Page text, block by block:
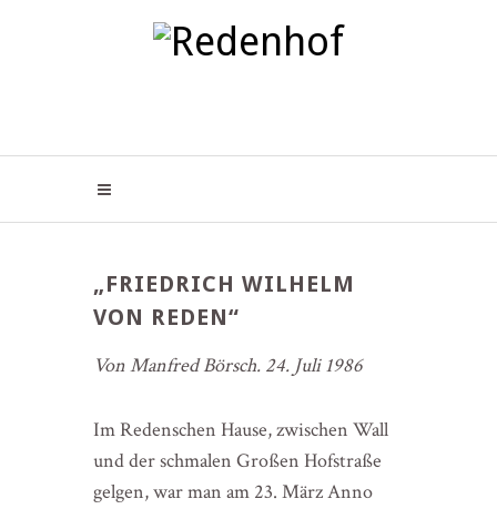
„FRIEDRICH WILHELM
VON REDEN“
Von Manfred Börsch. 24. Juli 1986
Im Redenschen Hause, zwischen Wall
und der schmalen Großen Hofstraße
gelgen, war man am 23. März Anno